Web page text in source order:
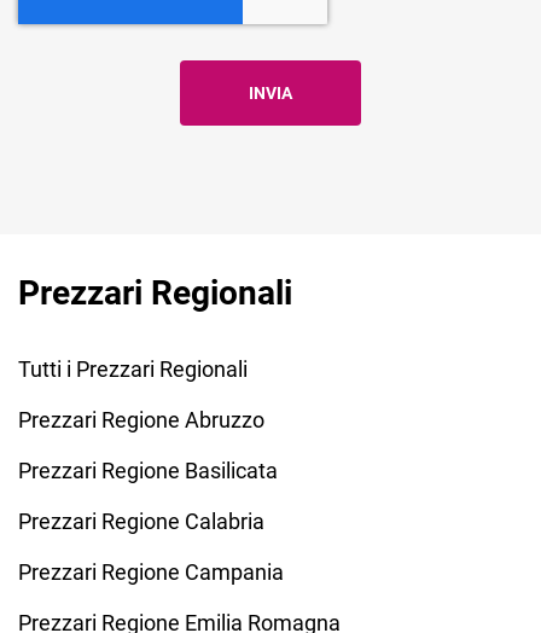
Prezzari Regionali
Tutti i Prezzari Regionali
Prezzari Regione Abruzzo
Prezzari Regione Basilicata
Prezzari Regione Calabria
Prezzari Regione Campania
Prezzari Regione Emilia Romagna